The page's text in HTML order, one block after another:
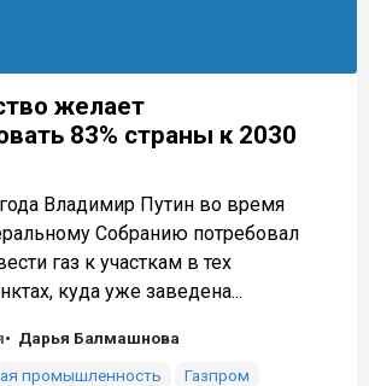
желает
83% страны к 2030
Владимир Путин во время
Собранию потребовал
газ к участкам в тех
куда уже заведена...
Дарья Балмашнова
промышленность Газпром